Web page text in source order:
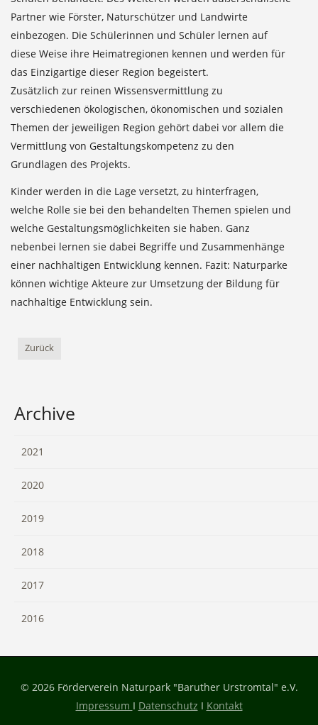
Partner wie Förster, Naturschützer und Landwirte
einbezogen. Die Schülerinnen und Schüler lernen auf
diese Weise ihre Heimatregionen kennen und werden für
das Einzigartige dieser Region begeistert.
Zusätzlich zur reinen Wissensvermittlung zu
verschiedenen ökologischen, ökonomischen und sozialen
Themen der jeweiligen Region gehört dabei vor allem die
Vermittlung von Gestaltungskompetenz zu den
Grundlagen des Projekts.
Kinder werden in die Lage versetzt, zu hinterfragen,
welche Rolle sie bei den behandelten Themen spielen und
welche Gestaltungsmöglichkeiten sie haben. Ganz
nebenbei lernen sie dabei Begriffe und Zusammenhänge
einer nachhaltigen Entwicklung kennen. Fazit: Naturparke
können wichtige Akteure zur Umsetzung der Bildung für
nachhaltige Entwicklung sein.
Zurück
Archive
2021
2020
2019
2018
2017
2016
© 2026 Förderverein Naturpark "Baruther Urstromtal" e.V.
Impressum I Datenschutz I Kontakt